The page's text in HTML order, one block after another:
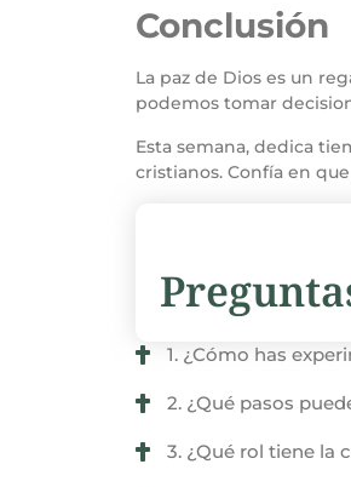
Conclusión
La paz de Dios es un
podemos tomar
Esta semana, dedica
cristianos. Confía en
1. ¿Cómo has
2. ¿Qué pasos
3. ¿Qué rol tiene la